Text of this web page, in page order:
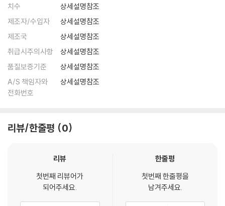
치수
상세설명참조
제조자/수입자
상세설명참조
제조국
상세설명참조
취급시주의사항
상세설명참조
품질보증기준
상세설명참조
A/S 책임자와
전화번호
상세설명참조
리뷰/한줄평 0
리뷰
첫번째 리뷰어가
되어주세요.
한줄평
첫번째 한줄평을
남겨주세요.